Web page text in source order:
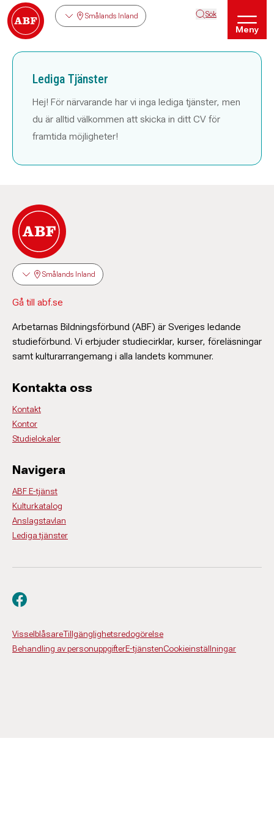
Smålands Inland Sök
Meny
Lediga Tjänster
Hej! För närvarande har vi inga lediga tjänster, men
du är alltid välkommen att skicka in ditt CV för
framtida möjligheter!
Smålands Inland
Gå till abf.se
Arbetarnas Bildningsförbund (ABF) är Sveriges ledande
studieförbund. Vi erbjuder studiecirklar, kurser, föreläsningar
samt kulturarrangemang i alla landets kommuner.
Kontakta oss
Kontakt
Kontor
Studielokaler
Navigera
ABF E-tjänst
Kulturkatalog
Anslagstavlan
Lediga tjänster
VisselblåsareTillgänglighetsredogörelse
Behandling av personuppgifterE-tjänstenCookieinställningar
Besök oss på facebook